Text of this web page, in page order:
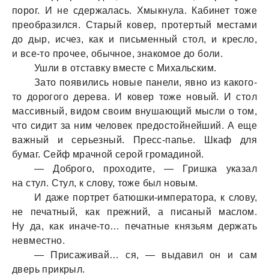
порог. И не сдержалась. Хмыкнула. Кабинет тоже
преобразился. Старый ковер, протертый местами
до дыр, исчез, как и письменный стол, и кресло,
и все-то прочее, обычное, знакомое до боли.
Ушли в отставку вместе с Михальским.
Зато появились новые панели, явно из какого-
то дорогого дерева. И ковер тоже новый. И стол
массивный, видом своим внушающий мысли о том,
что сидит за ним человек предостойнейший. А еще
важный и серьезный. Пресс-папье. Шкаф для
бумаг. Сейф мрачной серой громадиной.
— Доброго, проходите, — Гришка указал
на стул. Стул, к слову, тоже был новым.
И даже портрет батюшки-императора, к слову,
не печатный, как прежний, а писаный маслом.
Ну да, как иначе-то… печатные князьям держать
невместно.
— Присаживай… ся, — выдавил он и сам
дверь прикрыл.